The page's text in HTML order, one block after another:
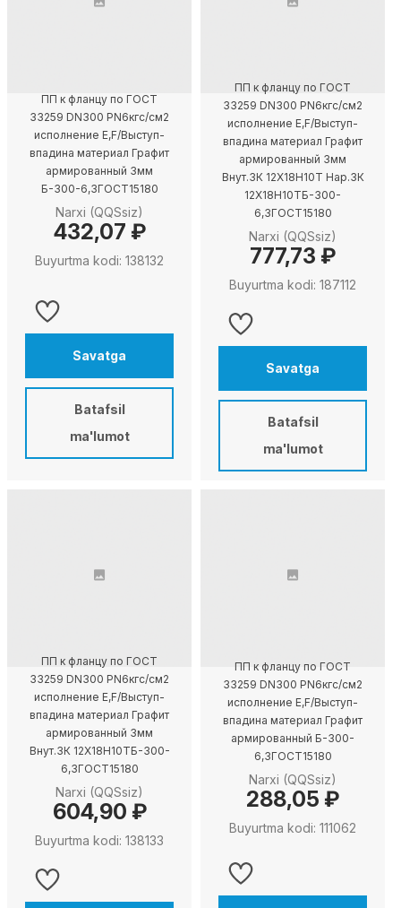
ПП к фланцу по ГОСТ
33259 DN300 PN6кгс/см2
исполнение E,F/Выступ-
впадина материал Графит
армированный 3мм
Б-300-6,3ГОСТ15180
Narxi (QQSsiz)
432,07 ₽
Buyurtma kodi: 138132
Savatga
Batafsil
ma'lumot
ПП к фланцу по ГОСТ
33259 DN300 PN6кгс/см2
исполнение E,F/Выступ-
впадина материал Графит
армированный 3мм
Внут.ЗК 12X18H10T Нар.ЗК
12X18H10TБ-300-
6,3ГОСТ15180
Narxi (QQSsiz)
777,73 ₽
Buyurtma kodi: 187112
Savatga
Batafsil
ma'lumot
ПП к фланцу по ГОСТ
33259 DN300 PN6кгс/см2
исполнение E,F/Выступ-
впадина материал Графит
армированный 3мм
Внут.ЗК 12X18H10TБ-300-
6,3ГОСТ15180
Narxi (QQSsiz)
604,90 ₽
Buyurtma kodi: 138133
ПП к фланцу по ГОСТ
33259 DN300 PN6кгс/см2
исполнение E,F/Выступ-
впадина материал Графит
армированный Б-300-
6,3ГОСТ15180
Narxi (QQSsiz)
288,05 ₽
Buyurtma kodi: 111062